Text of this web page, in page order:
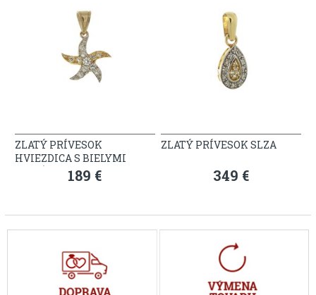
ZLATÝ PRÍVESOK
HVIEZDICA S BIELYMI
ZIRKÓNMI189 €
ZLATÝ PRÍVESOK SLZA
349 €